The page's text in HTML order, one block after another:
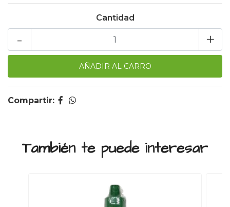
Cantidad
+
-
Compartir:
También te puede interesar